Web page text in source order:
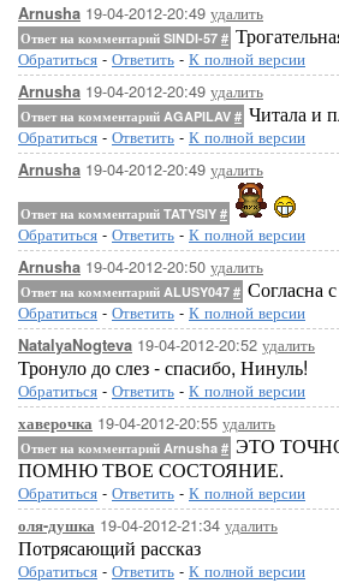
Arnusha 19-04-2012-20:49 удалить
Ответ на комментарий SINDI-57 #
Обратиться - Ответить - К полной версии
Arnusha 19-04-2012-20:49 удалить
Ответ на комментарий AGAPILAV # Читала и
Обратиться - Ответить - К полной версии
Arnusha 19-04-2012-20:49 удалить
Ответ на комментарий TATYSIY #
Обратиться - Ответить - К полной версии
Arnusha 19-04-2012-20:50 удалить
Ответ на комментарий ALUSY047 # Согласна
Обратиться - Ответить - К полной версии
NatalyaNogteva 19-04-2012-20:52 удалить
Тронуло до слез - спасибо, Нинуль!
Обратиться - Ответить - К полной версии
хаверочка 19-04-2012-20:55 удалить
Ответ на комментарий Arnusha # ЭТО
ПОМНЮ ТВОЕ СОСТОЯНИЕ.
Обратиться - Ответить - К полной версии
оля-душка 19-04-2012-21:34 удалить
Потрясающий рассказ
Обратиться - Ответить - К полной версии